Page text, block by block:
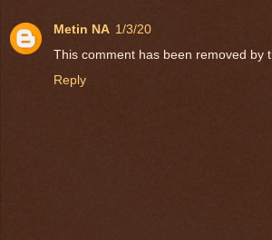
Metin NA 1/3/20
This comment has been removed by
Reply